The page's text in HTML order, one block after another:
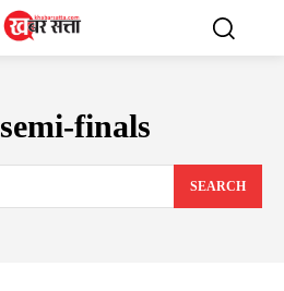
semi-finals
SEARCH